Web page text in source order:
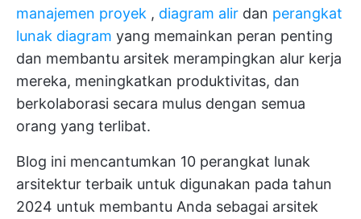
manajemen proyek , diagram alir dan perangkat
lunak diagram yang memainkan peran penting
dan membantu arsitek merampingkan alur kerja
mereka, meningkatkan produktivitas, dan
berkolaborasi secara mulus dengan semua
orang yang terlibat.
Blog ini mencantumkan 10 perangkat lunak
arsitektur terbaik untuk digunakan pada tahun
2024 untuk membantu Anda sebagai arsitek